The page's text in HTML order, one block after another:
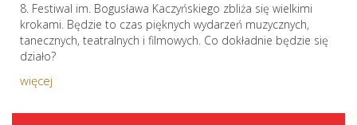
8. Festiwal im. Bogusława Kaczyńskiego zbliża się wielkimi
krokami. Będzie to czas pięknych wydarzeń muzycznych,
tanecznych, teatralnych i filmowych. Co dokładnie będzie się
działo?
więcej